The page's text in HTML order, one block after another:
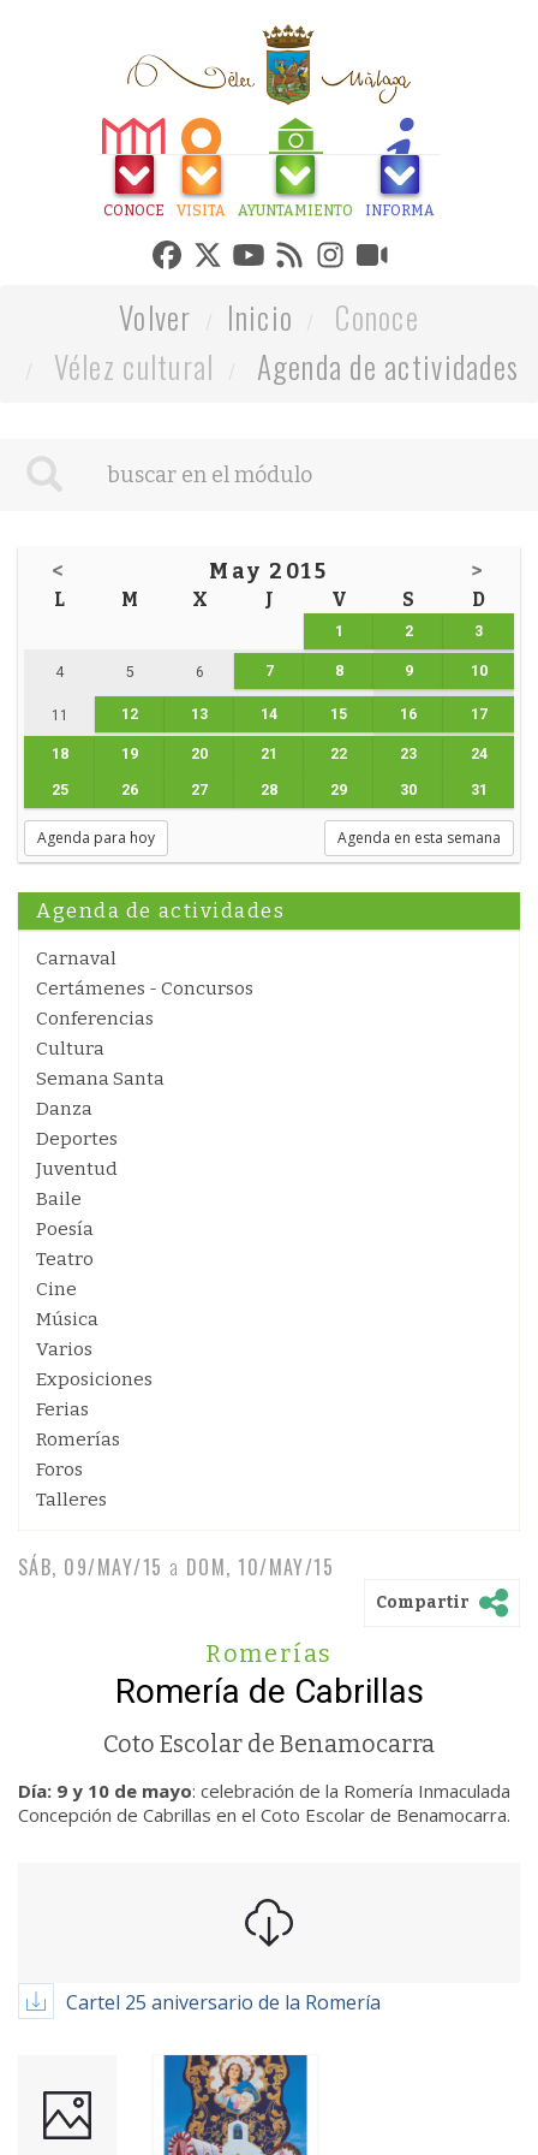
CONOCE VISITA AYUNTAMIENTO INFORMA
Volver Inicio
Conoce
Vélez cultural
Agenda de actividades
< May 2015 >
L M X J V S D
1 2 3
4 5 6 7 8 9 10
11 12 13 14 15 16 17
18 19 20 21 22 23 24
25 26 27 28 29 30 31
Agenda para hoy Agenda en esta semana
Agenda de actividades
Carnaval
Certámenes - Concursos
Conferencias
Cultura
Semana Santa
Danza
Deportes
Juventud
Baile
Poesía
Teatro
Cine
Música
Varios
Exposiciones
Ferias
Romerías
Foros
Talleres
SÁB, 09/MAY/15 a DOM, 10/MAY/15
Compartir
Romerías
Romería de Cabrillas
Coto Escolar de Benamocarra
Día: 9 y 10 de mayo: celebración de la Romería Inmaculada
Concepción de Cabrillas en el Coto Escolar de Benamocarra.
Cartel 25 aniversario de la Romería